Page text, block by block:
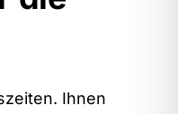
Ihnen